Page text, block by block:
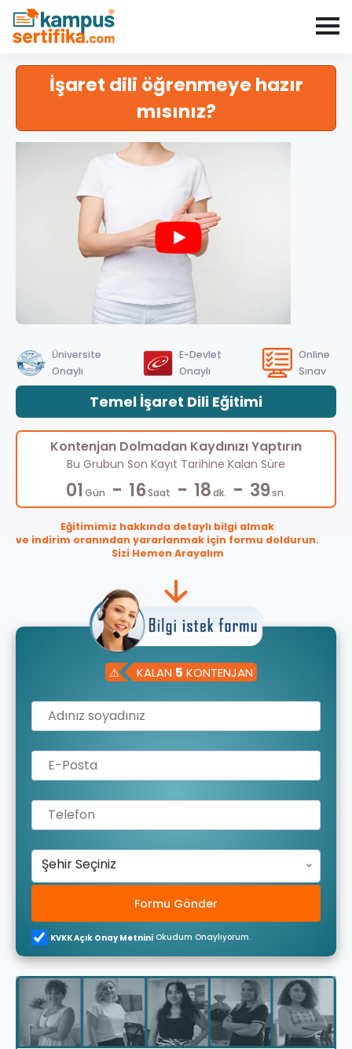
İşaret dili öğrenmeye hazır
mısınız?
Üniversite
Onaylı
E-Devlet
Onaylı
Online
Sınav
Temel İşaret Dili Eğitimi
Kontenjan Dolmadan Kaydınızı Yaptırın
Bu Grubun Son Kayıt Tarihine Kalan Süre
01 Gün - 16Saat - 18dk. - 38 sn.
Eğitimimiz hakkında detaylı bilgi almak
ve indirim oranından yararlanmak için formu doldurun.
Sizi Hemen Arayalım
⚠ KALAN 5 KONTENJAN
Şehir Seçiniz
Formu Gönder
KVKK Açık Onay Metnini Okudum Onaylıyorum.